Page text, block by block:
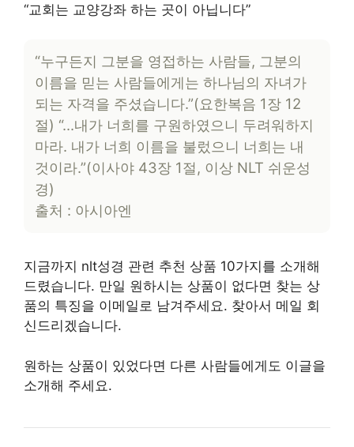
“교회는 교양강좌 하는 곳이 아닙니다”
“누구든지 그분을 영접하는 사람들, 그분의
이름을 믿는 사람들에게는 하나님의 자녀가
되는 자격을 주셨습니다.”(요한복음 1장 12
절) “…내가 너희를 구원하였으니 두려워하지
마라. 내가 너희 이름을 불렀으니 너희는 내
것이라.”(이사야 43장 1절, 이상 NLT 쉬운성
경)
출처 : 아시아엔
지금까지 nlt성경 관련 추천 상품 10가지를 소개해
드렸습니다. 만일 원하시는 상품이 없다면 찾는 상
품의 특징을 이메일로 남겨주세요. 찾아서 메일 회
신드리겠습니다.
원하는 상품이 있었다면 다른 사람들에게도 이글을
소개해 주세요.